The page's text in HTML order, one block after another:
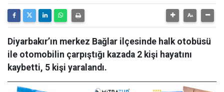
Diyarbakır’ın merkez Bağlar ilçesinde halk otobüsü
ile otomobilin çarpıştığı kazada 2 kişi hayatını
kaybetti, 5 kişi yaralandı.